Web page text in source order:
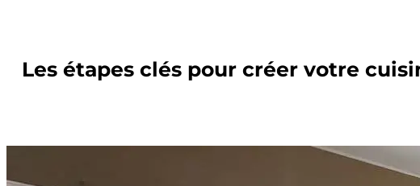
Les étapes clés pour créer votre